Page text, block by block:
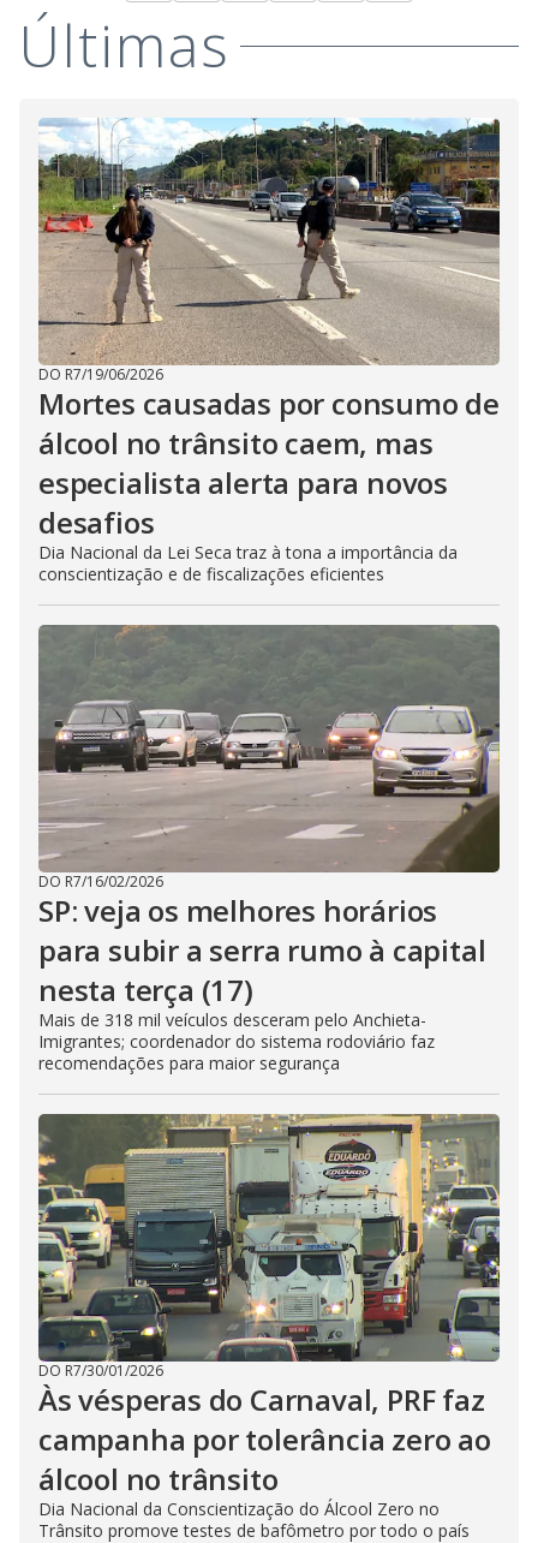
Últimas
DO R7/19/06/2026
Mortes causadas por consumo de
álcool no trânsito caem, mas
especialista alerta para novos
desafios
Dia Nacional da Lei Seca traz à tona a importância da
conscientização e de fiscalizações eficientes
DO R7/16/02/2026
SP: veja os melhores horários
para subir a serra rumo à capital
nesta terça (17)
Mais de 318 mil veículos desceram pelo Anchieta-
Imigrantes; coordenador do sistema rodoviário faz
recomendações para maior segurança
DO R7/30/01/2026
Às vésperas do Carnaval, PRF faz
campanha por tolerância zero ao
álcool no trânsito
Dia Nacional da Conscientização do Álcool Zero no
Trânsito promove testes de bafômetro por todo o país